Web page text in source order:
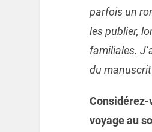
parfois un
les publier,
familiales.
du
Considérez-
voyage au